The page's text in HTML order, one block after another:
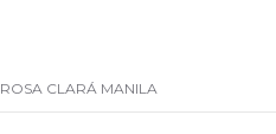
ROSA CLARÁ MANILA